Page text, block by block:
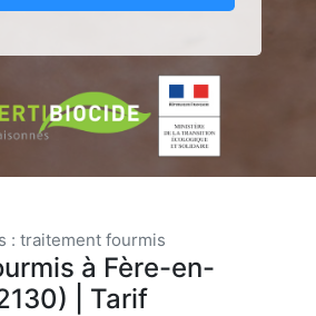
: traitement fourmis
à Fère-en-
| Tarif